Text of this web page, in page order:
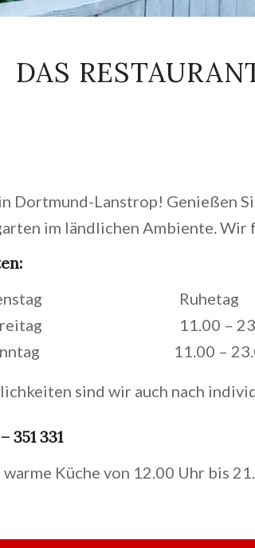
DAS
Dortmund-Lanstrop! Genießen
im ländlichen Ambiente. Wir
Dienstag Ruhetag
– Freitag 11.00 –
Sonntag 11.00 –
sind wir auch nach
351 331
Küche von 12.00 Uhr bis